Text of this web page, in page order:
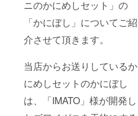
ニのかにめしセット」の
「かにぼし」についてご紹
介させて頂きます。
当店からお送りしているか
にめしセットのかにぼし
は、「IMATO」様が開発し